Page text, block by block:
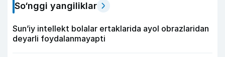
So‘nggi yangiliklar
Sun’iy intellekt bolalar ertaklarida ayol obrazlaridan
deyarli foydalanmayapti